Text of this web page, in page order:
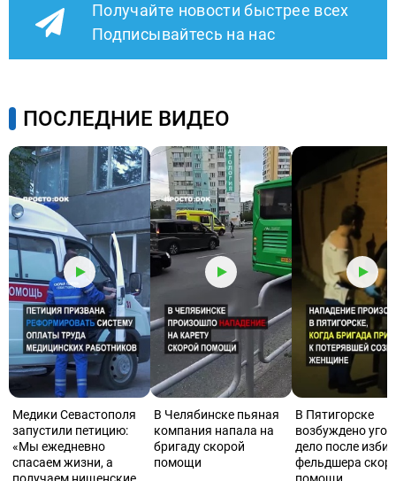
Получайте новости быстрее всех
Подписывайтесь на нас
ПОСЛЕДНИЕ ВИДЕО
Медики Севастополя
запустили петицию:
«Мы ежедневно
спасаем жизни, а
В Челябинске пьяная
компания напала на
бригаду скорой
помощи
В Пятигорске
возбуждено
дело после
фельдшера